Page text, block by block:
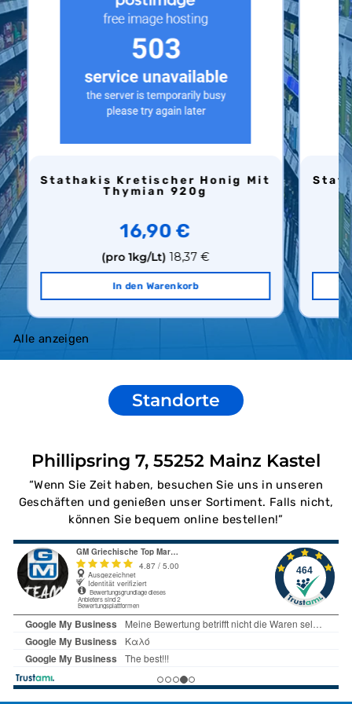
Stathakis Kretischer Honig Mit
Thymian 920g
16,90 €
(pro 1kg/Lt) 18,37 €
In den Warenkorb
Stathakis Kretischer Honig Mit
Alle anzeigen
Standorte
Phillipsring 7, 55252 Mainz Kastel
“Wenn Sie Zeit haben, besuchen Sie uns in unseren
Geschäften und genießen unser Sortiment. Falls nicht,
können Sie bequem online bestellen!”